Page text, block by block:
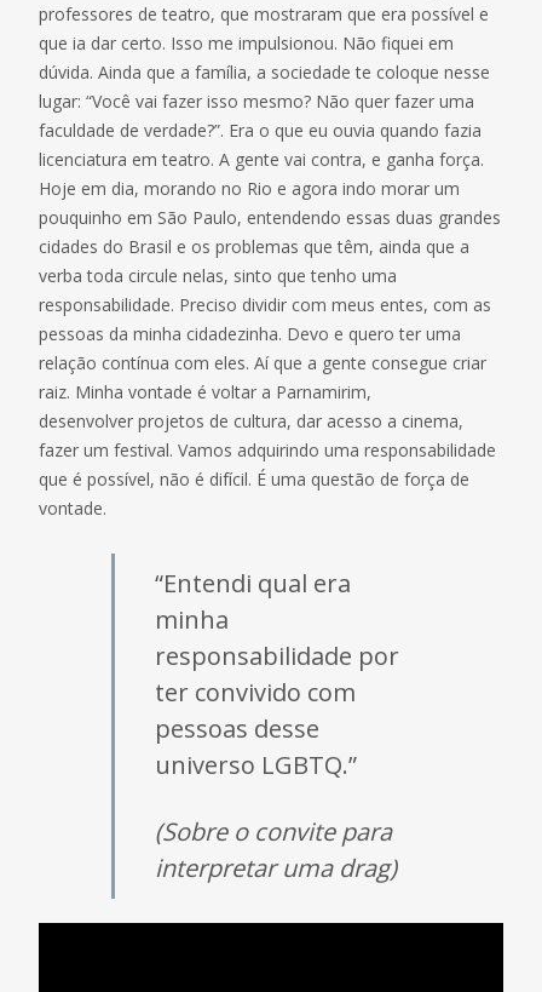
professores de teatro, que mostraram que era possível e
que ia dar certo. Isso me impulsionou. Não fiquei em
dúvida. Ainda que a família, a sociedade te coloque nesse
lugar: “Você vai fazer isso mesmo? Não quer fazer uma
faculdade de verdade?”. Era o que eu ouvia quando fazia
licenciatura em teatro. A gente vai contra, e ganha força.
Hoje em dia, morando no Rio e agora indo morar um
pouquinho em São Paulo, entendendo essas duas grandes
cidades do Brasil e os problemas que têm, ainda que a
verba toda circule nelas, sinto que tenho uma
responsabilidade. Preciso dividir com meus entes, com as
pessoas da minha cidadezinha. Devo e quero ter uma
relação contínua com eles. Aí que a gente consegue criar
raiz. Minha vontade é voltar a Parnamirim,
desenvolver projetos de cultura, dar acesso a cinema,
fazer um festival. Vamos adquirindo uma responsabilidade
que é possível, não é difícil. É uma questão de força de
vontade.
“Entendi qual era
minha
responsabilidade por
ter convivido com
pessoas desse
universo LGBTQ.”
(Sobre o convite para
interpretar uma drag)